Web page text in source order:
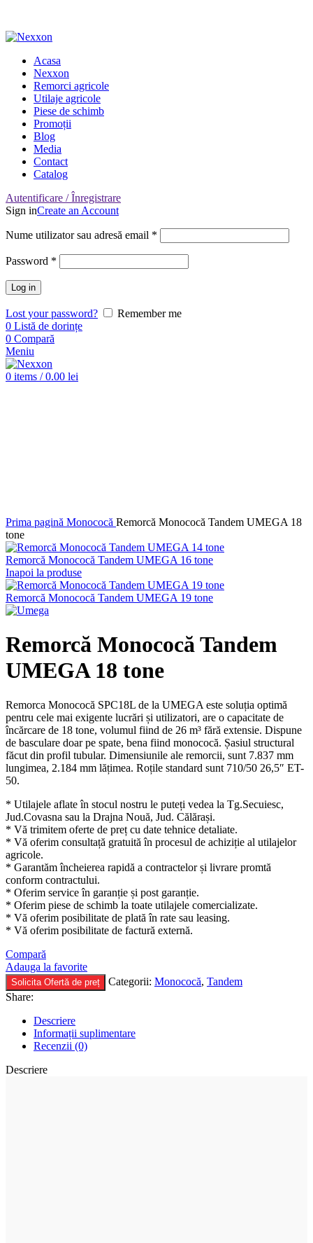
Acasa
Nexxon
Remorci agricole
Utilaje agricole
Piese de schimb
Promoții
Blog
Media
Contact
Catalog
Autentificare / Înregistrare
Sign inCreate an Account
Nume utilizator sau adresă email *
Password *
Log in
Lost your password?
Remember me
0 Listă de dorințe
0 Compară
Meniu
0 items / 0.00 lei
Prima pagină Monococă Remorcă Monococă Tandem UMEGA 18
tone
Remorcă Monococă Tandem UMEGA 16 tone
Inapoi la produse
Remorcă Monococă Tandem UMEGA 19 tone
Remorcă Monococă Tandem
UMEGA 18 tone
Remorca Monococă SPC18L de la UMEGA este soluția optimă
pentru cele mai exigente lucrări și utilizatori, are o capacitate de
încărcare de 18 tone, volumul fiind de 26 m³ fără extensie. Dispune
de basculare doar pe spate, bena fiind monococă. Șasiul structural
făcut din profil tubular. Dimensiunile ale remorcii, sunt 7.837 mm
lungimea, 2.184 mm lățimea. Roțile standard sunt 710/50 26,5″ ET-
50.
* Utilajele aflate în stocul nostru le puteți vedea la Tg.Secuiesc,
Jud.Covasna sau la Drajna Nouă, Jud. Călărași.
* Vă trimitem oferte de preț cu date tehnice detaliate.
* Vă oferim consultață gratuită în procesul de achiziție al utilajelor
agricole.
* Garantăm încheierea rapidă a contractelor și livrare promtă
conform contractului.
* Oferim service în garanție și post garanție.
* Oferim piese de schimb la toate utilajele comercializate.
* Vă oferim posibilitate de plată în rate sau leasing.
* Vă oferim posibilitate de factură externă.
Compară
Adauga la favorite
Solicita Ofertă de preț Categorii: Monococă, Tandem
Share:
Descriere
Informații suplimentare
Recenzii (0)
Descriere